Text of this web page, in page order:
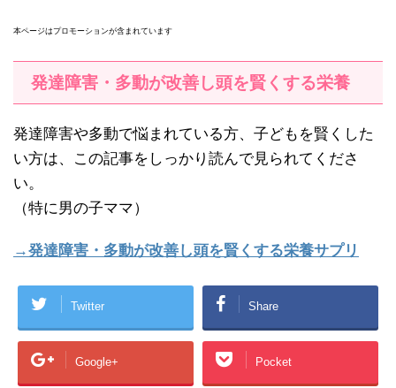
本ページはプロモーションが含まれています
発達障害・多動が改善し頭を賢くする栄養
発達障害や多動で悩まれている方、子どもを賢くした
い方は、この記事をしっかり読んで見られてくださ
い。
（特に男の子ママ）
→発達障害・多動が改善し頭を賢くする栄養サプリ
Twitter Share
Google+ Pocket